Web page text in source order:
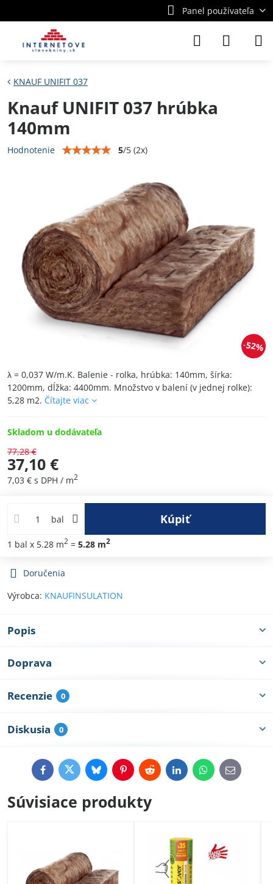
Panel používateľa
52%
KNAUF UNIFIT 037
Knauf UNIFIT 037 hrúbka
140mm
Hodnotenie 5/5 (2x)
λ = 0,037 W/m.K. Balenie - rolka, hrúbka: 140mm, šírka:
1200mm, dĺžka: 4400mm. Množstvo v balení (v jednej rolke):
5,28 m2. Čítajte viac
Skladom u dodávateľa
77,28 €
37,10 €
7,03 € s DPH / m2
bal Kúpiť
1 bal x 5.28 m2 = 5.28 m2
Doručenia
Výrobca: KNAUFINSULATION
Popis
Doprava
Recenzie 0
Diskusia 0
FacebookTwitterBlueskyPinterestRedditLinkedInWhatsApp
E-
mail
Súvisiace produkty